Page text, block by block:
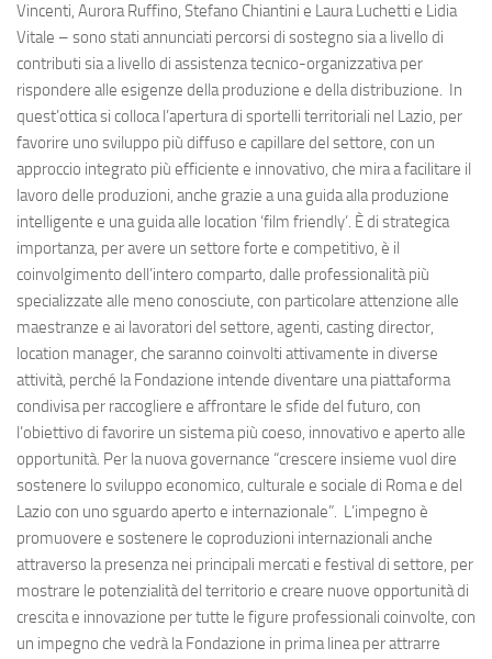
Vincenti, Aurora Ruffino, Stefano Chiantini e Laura Luchetti e Lidia
Vitale – sono stati annunciati percorsi di sostegno sia a livello di
contributi sia a livello di assistenza tecnico-organizzativa per
rispondere alle esigenze della produzione e della distribuzione. In
quest’ottica si colloca l’apertura di sportelli territoriali nel Lazio, per
favorire uno sviluppo più diffuso e capillare del settore, con un
approccio integrato più efficiente e innovativo, che mira a facilitare il
lavoro delle produzioni, anche grazie a una guida alla produzione
intelligente e una guida alle location ‘film friendly’. È di strategica
importanza, per avere un settore forte e competitivo, è il
coinvolgimento dell’intero comparto, dalle professionalità più
specializzate alle meno conosciute, con particolare attenzione alle
maestranze e ai lavoratori del settore, agenti, casting director,
location manager, che saranno coinvolti attivamente in diverse
attività, perché la Fondazione intende diventare una piattaforma
condivisa per raccogliere e affrontare le sfide del futuro, con
l’obiettivo di favorire un sistema più coeso, innovativo e aperto alle
opportunità. Per la nuova governance “crescere insieme vuol dire
sostenere lo sviluppo economico, culturale e sociale di Roma e del
Lazio con uno sguardo aperto e internazionale”. L’impegno è
promuovere e sostenere le coproduzioni internazionali anche
attraverso la presenza nei principali mercati e festival di settore, per
mostrare le potenzialità del territorio e creare nuove opportunità di
crescita e innovazione per tutte le figure professionali coinvolte, con
un impegno che vedrà la Fondazione in prima linea per attrarre